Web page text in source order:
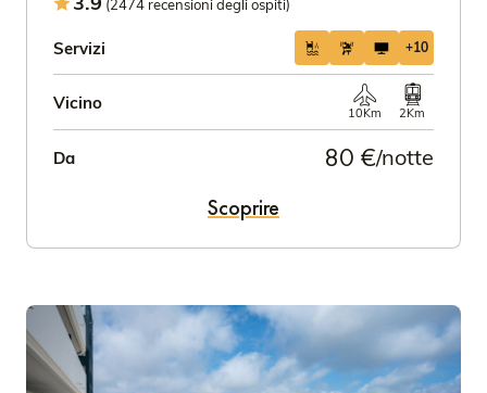
(2474 recensioni degli ospiti)
Servizi +10
Vicino
10Km 2Km
Da 80 €/notte
Scoprire